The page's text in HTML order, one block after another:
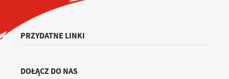
PRZYDATNE LINKI
DOŁĄCZ DO NAS